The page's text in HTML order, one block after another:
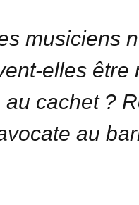
musiciens
elles être
cachet ?
au